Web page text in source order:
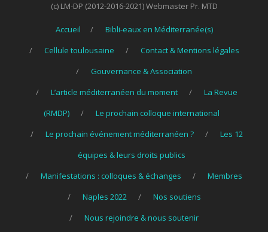
(c) LM-DP (2012-2016-2021) Webmaster Pr. MTD
Accueil
Bibli-eaux en Méditerranée(s)
Cellule toulousaine
Contact & Mentions légales
Gouvernance & Association
L’article méditerranéen du moment
La Revue
(RMDP)
Le prochain colloque international
Le prochain événement méditerranéen ?
Les 12
équipes & leurs droits publics
Manifestations : colloques & échanges
Membres
Naples 2022
Nos soutiens
Nous rejoindre & nous soutenir